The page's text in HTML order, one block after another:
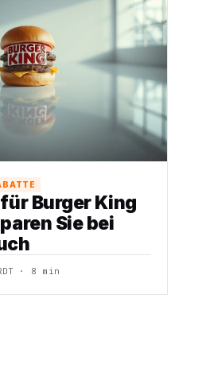
Burger King
Sie bei
· 8 min